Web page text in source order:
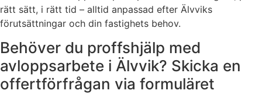
rätt sätt, i rätt tid – alltid anpassad efter Älvviks
förutsättningar och din fastighets behov.
Behöver du proffshjälp med
avloppsarbete i Älvvik? Skicka en
offertförfrågan via formuläret